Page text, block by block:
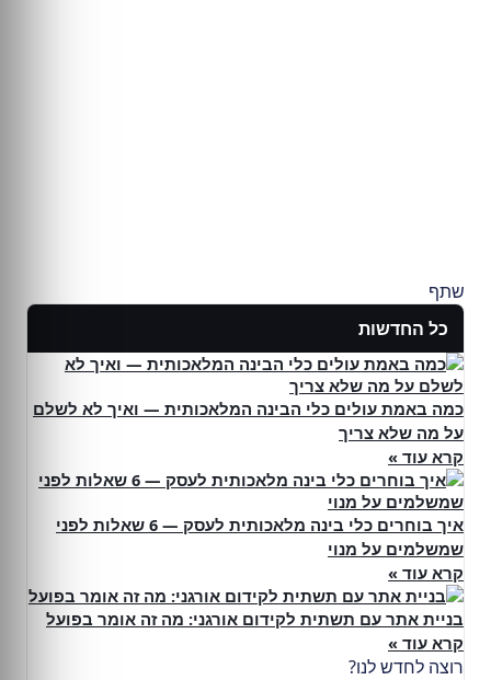
שתף
כל החדשות
כמה באמת עולים כלי הבינה המלאכותית — ואיך לא לשלם
על מה שלא צריך
קרא עוד »
איך בוחרים כלי בינה מלאכותית לעסק — 6 שאלות לפני
שמשלמים על מנוי
קרא עוד »
בניית אתר עם תשתית לקידום אורגני: מה זה אומר בפועל
קרא עוד »
רוצה לחדש לנו?